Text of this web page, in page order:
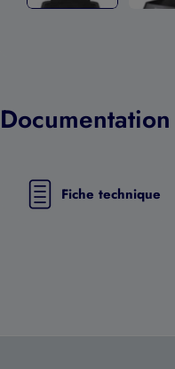
Fiche technique